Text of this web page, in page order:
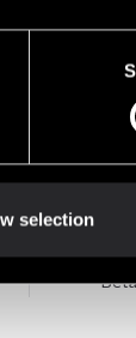
selection